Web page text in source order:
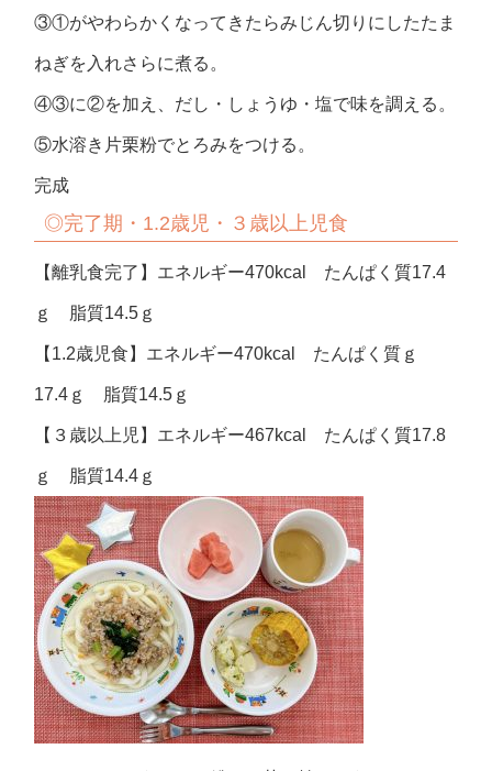
③①がやわらかくなってきたらみじん切りにしたたま
ねぎを入れさらに煮る。
④③に②を加え、だし・しょうゆ・塩で味を調える。
⑤水溶き片栗粉でとろみをつける。
完成
◎完了期・1.2歳児・３歳以上児食
【離乳食完了】エネルギー470kcal たんぱく質17.4
ｇ 脂質14.5ｇ
【1.2歳児食】エネルギー470kcal たんぱく質ｇ
17.4ｇ 脂質14.5ｇ
【３歳以上児】エネルギー467kcal たんぱく質17.8
ｇ 脂質14.4ｇ